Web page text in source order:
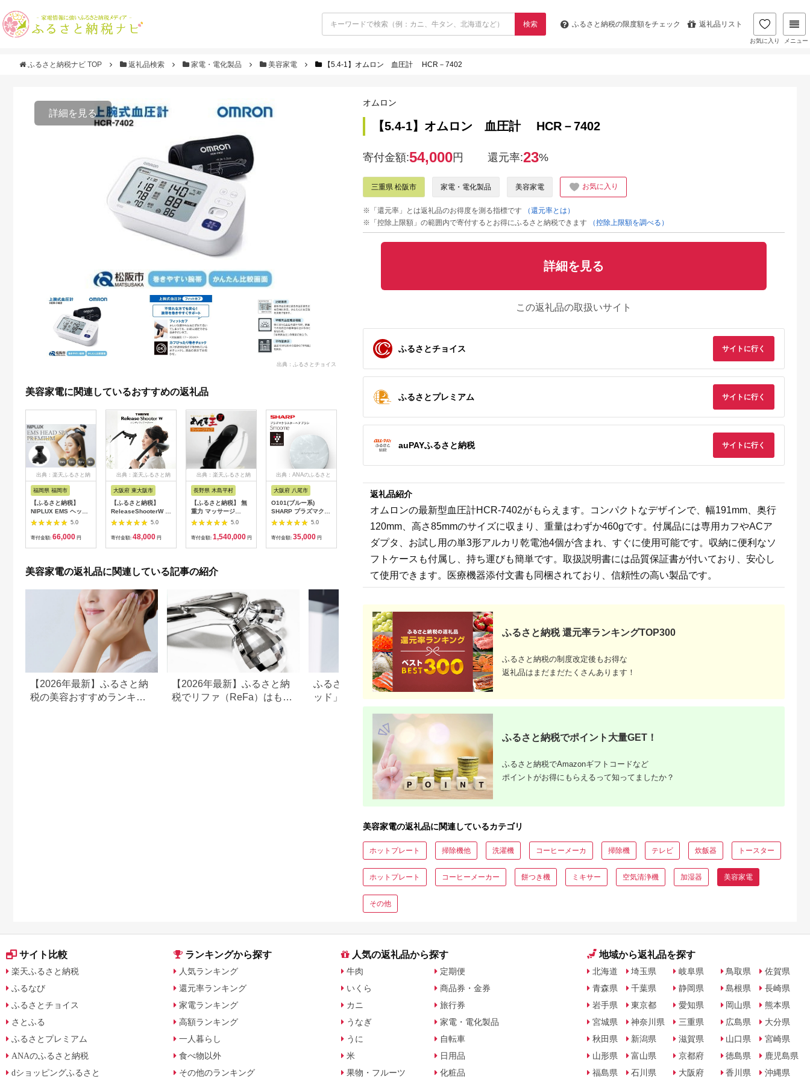
検索 ふるさと納税の限度額をチェック 返礼品リスト
お気に入り メニュー
ふるさと納税ナビ TOP 返礼品検索 家電・電化製品 美容家電 【5.4-1】オムロン 血圧計 HCR－7402
詳細を見る
出典：ふるさとチョイス
美容家電に関連しているおすすめの返礼品
出典：楽天ふるさと納
福岡県 福岡市
【ふるさと納税】
NIPLUX EMS ヘッ
ド・フェイシャルケア
PREMIUM NP-
スパ 美顔器 マッサー
ジ ボディケア リフト
カルプ ボディ 全身 防
水 美容 美容家電 福岡
5.0
寄付金額: 66,000 円
出典：楽天ふるさと納
大阪府 東大阪市
【ふるさと納税】
ReleaseShooterW ハ
ンディマッサージャー
MD-8020 - ダブルヘ
ッドで首、肩、腰をし
ー 送料無料
5.0
寄付金額: 48,000 円
出典：楽天ふるさと納
長野県 木島平村
【ふるさと納税】 無
重力 マッサージ
R1500-01 あんま王4
| 日用品 家電 マッサ
ージチェア あんま王
5.0
寄付金額: 1,540,000 円
出典：ANAのふるさと
大阪府 八尾市
O101(ブルー系)
SHARP プラズマクラ
スターヘアブラシ IB-
B1-A（ブルー系ミス
ティライトブルー）
5.0
寄付金額: 35,000 円
ス
京都 府向日市
計 KRD-608T2-
54,000
ス
【RD931LBK】タニ
スキャンデュアル【ブ
[RD931LBK タニタ
TANITA 体組成計 イン
ナースキャンデュアル
ブラック 体重計]
5.0
寄付金額: 161,000
ス
ッチロール3 ESR-07
振動/寝ながら)
【1582369】
5.0
寄付金額:75,000 円
税
EMS 鼻専用 美顔器
器 美鼻 鼻ケア ハナケ
レ エクササイズ 日用
品 健康家電 美容家電
家電 鼻美顔器 鼻筋 小
鼻 ニップラックス キ
ュノーズ 博多 福岡市
5.0
寄付金額: 59,000
と納税
モイスチャー240 3
アルロン酸 サプリ 肌
うるおい 美容 葉酸 キ
ユーピー 茨城県 五霞
町【価格改定】
5.0
寄付金額: 64,000 円
イオンドライヤー
レー
寄付金額:
美容家電の返礼品に関連している記事の紹介
【2026年最新】ふるさと納
税の美容おすすめランキン
【2026年最新】ふるさと納
税でリファ（ReFa）はもら
ふるさと納税「シャワーヘ
ッド」おすすめランキン
【2026年最新】ふるさとプ
レミアムを徹底解剖。良い
オムロン
【5.4-1】オムロン 血圧計 HCR－7402
寄付金額:54,000円 還元率:23%
三重県 松阪市 家電・電化製品 美容家電 お気に入り
※「還元率」とは返礼品のお得度を測る指標です
（還元率とは）
※「控除上限額」の範囲内で寄付するとお得にふるさと納税できます
（控除上限額を調べる）
詳細を見る
この返礼品の取扱いサイト
ふるさとチョイス サイトに行く
ふるさとプレミアム サイトに行く
auPAYふるさと納税 サイトに行く
返礼品紹介
オムロンの最新型血圧計HCR-7402がもらえます。コンパクトなデザインで、幅191mm、奥行
120mm、高さ85mmのサイズに収まり、重量はわずか460gです。付属品には専用カフやACア
ダプタ、お試し用の単3形アルカリ乾電池4個が含まれ、すぐに使用可能です。収納に便利なソ
フトケースも付属し、持ち運びも簡単です。取扱説明書には品質保証書が付いており、安心し
て使用できます。医療機器添付文書も同梱されており、信頼性の高い製品です。
ふるさと納税 還元率ランキングTOP300
ふるさと納税の制度改定後もお得な
返礼品はまだまだたくさんあります！
ふるさと納税でポイント大量GET！
ふるさと納税でAmazonギフトコードなど
ポイントがお得にもらえるって知ってましたか？
美容家電の返礼品に関連しているカテゴリ
ホットプレート 掃除機他 洗濯機 コーヒーメーカ 掃除機 テレビ 炊飯器 トースター
ホットプレート コーヒーメーカー 餅つき機 ミキサー 空気清浄機 加湿器 美容家電
その他
サイト比較
楽天ふるさと納税
ふるなび
ふるさとチョイス
さとふる
ふるさとプレミアム
ANAのふるさと納税
dショッピングふるさと
ランキングから探す
人気ランキング
還元率ランキング
家電ランキング
高額ランキング
一人暮らし
食べ物以外
その他のランキング
人気の返礼品から探す
牛肉
いくら
カニ
うなぎ
うに
米
果物・フルーツ
定期便
商品券・金券
旅行券
家電・電化製品
自転車
日用品
化粧品
地域から返礼品を探す
北海道
青森県
岩手県
宮城県
秋田県
山形県
福島県
埼玉県
千葉県
東京都
神奈川県
新潟県
富山県
石川県
岐阜県
静岡県
愛知県
三重県
滋賀県
京都府
大阪府
鳥取県
島根県
岡山県
広島県
山口県
徳島県
香川県
佐賀県
長崎県
熊本県
大分県
宮崎県
鹿児島県
沖縄県